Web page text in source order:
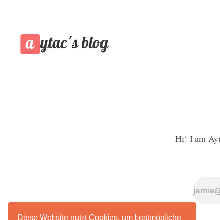
Diese Website nutzt Cookies, um bestmögliche
Hi! I am